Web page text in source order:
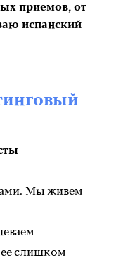
приемов, от
испанский
Мы живем
слишком